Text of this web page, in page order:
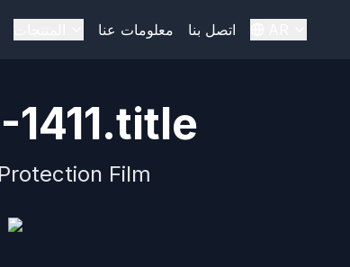
معلومات عنا اتصل بنا
1411.title
Film